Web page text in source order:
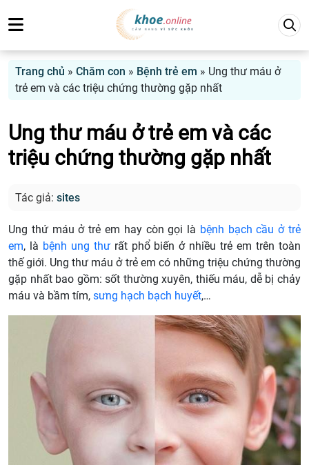
Trang chủ » Chăm con » Bệnh trẻ em » Ung thư máu ở
trẻ em và các triệu chứng thường gặp nhất
Ung thư máu ở trẻ em và các
triệu chứng thường gặp nhất
Tác giả: sites
Ung thứ máu ở trẻ em hay còn gọi là bệnh bạch cầu ở trẻ
em, là bệnh ung thưrất phổ biến ở nhiều trẻ em trên toàn
thế giới. Ung thư máu ở trẻ em có những triệu chứng thường
gặp nhất bao gồm: sốt thường xuyên, thiếu máu, dễ bị chảy
máu và bầm tím, sưng hạch bạch huyết,…